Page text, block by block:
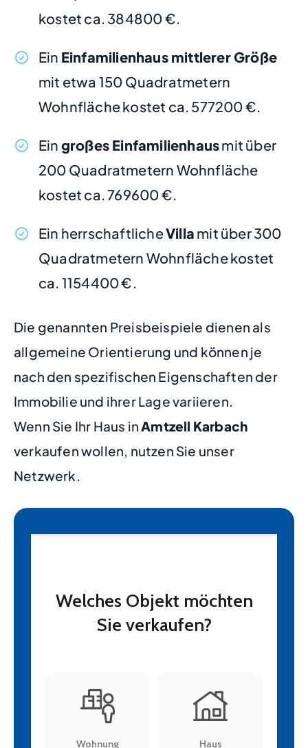
kostet ca. 384800 €.
Ein Einfamilienhaus mittlerer Größe
mit etwa 150 Quadratmetern
Wohnfläche kostet ca. 577200 €.
Ein großes Einfamilienhausmit über
200 Quadratmetern Wohnfläche
kostet ca. 769600 €.
Ein herrschaftlicheVilla mit über 300
Quadratmetern Wohnfläche kostet
ca. 1154400 €.
Die genannten Preisbeispiele dienen als
allgemeine Orientierung und können je
nach den spezifischen Eigenschaften der
Immobilie und ihrer Lage variieren.
Wenn Sie Ihr Haus inAmtzell Karbach
verkaufen wollen, nutzen Sie unser
Netzwerk.